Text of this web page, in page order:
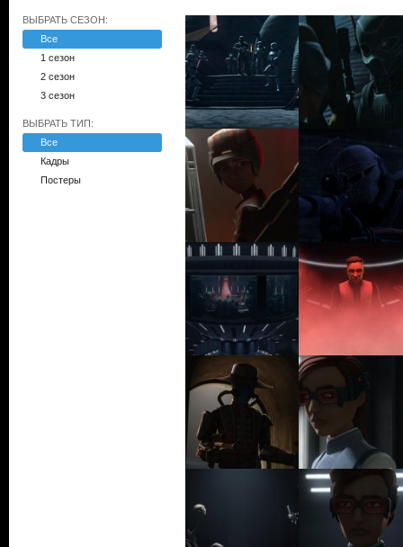
ВЫБРАТЬ СЕЗОН:
Все
1 сезон
2 сезон
3 сезон
ВЫБРАТЬ ТИП:
Все
Кадры
Постеры